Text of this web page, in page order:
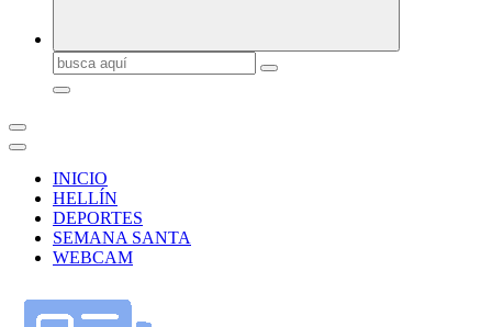
Buscar:
INICIO
HELLÍN
DEPORTES
SEMANA SANTA
WEBCAM